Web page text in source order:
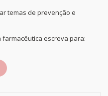
temas de prevenção e
escreva para: